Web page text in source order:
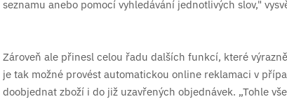
seznamu anebo pomocí vyhledávání jednotlivých slov,"
Zároveň ale přinesl celou řadu dalších funkcí, které
je tak možné provést automatickou online reklamaci v
doobjednat zboží i do již uzavřených objednávek. „Tohle